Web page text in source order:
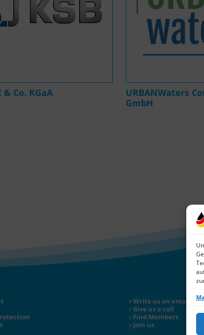
& Co. KGaA
URBANWaters
GmbH
Write us an email
Give us a call
Find Members
Join us